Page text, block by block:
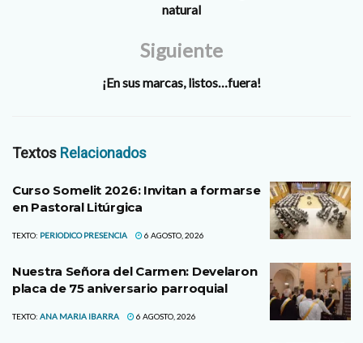
natural
Siguiente
¡En sus marcas, listos…fuera!
Textos Relacionados
Curso Somelit 2026: Invitan a formarse
en Pastoral Litúrgica
TEXTO: PERIODICO PRESENCIA 6 AGOSTO, 2026
Nuestra Señora del Carmen: Develaron
placa de 75 aniversario parroquial
TEXTO: ANA MARIA IBARRA 6 AGOSTO, 2026